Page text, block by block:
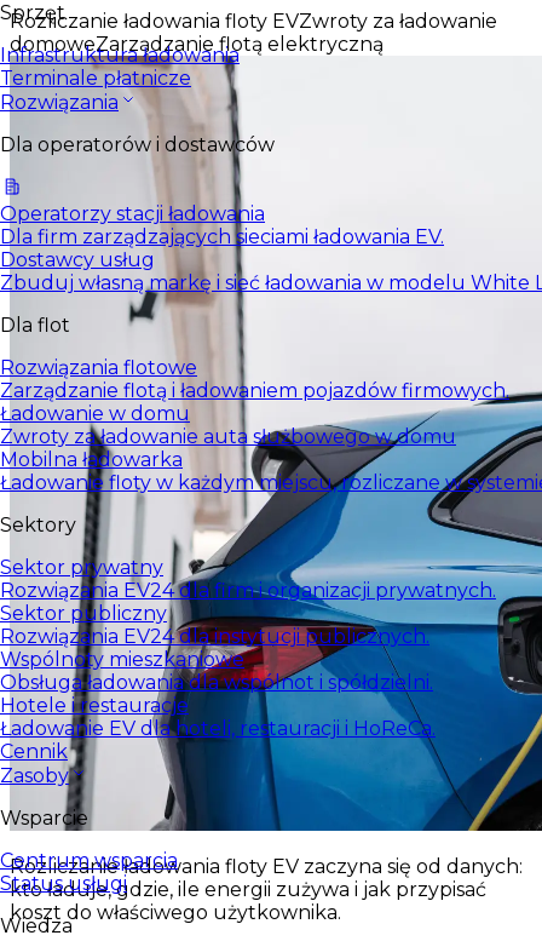
Sprzęt
Infrastruktura ładowania
Terminale płatnicze
Rozwiązania
Dla operatorów i dostawców
Operatorzy stacji ładowania
Dla firm zarządzających sieciami ładowania EV.
Dostawcy usług
Zbuduj własną markę i sieć ładowania w modelu White
Dla flot
Rozwiązania flotowe
Zarządzanie flotą i ładowaniem pojazdów firmowych.
Ładowanie w domu
Zwroty za ładowanie auta służbowego w domu
Mobilna ładowarka
Ładowanie floty w każdym miejscu, rozliczane w
Sektory
Sektor prywatny
Rozwiązania EV24 dla firm i organizacji prywatnych.
Sektor publiczny
Rozwiązania EV24 dla instytucji publicznych.
Wspólnoty mieszkaniowe
Obsługa ładowania dla wspólnot i spółdzielni.
Hotele i restauracje
Ładowanie EV dla hoteli, restauracji i HoReCa.
Cennik
Zasoby
Wsparcie
Centrum wsparcia
Status usługi
Wiedza
Rozliczanie ładowania floty EVZwroty za ładowanie
domoweZarządzanie flotą elektryczną
Rozliczanie ładowania floty EV zaczyna się od danych:
kto ładuje, gdzie, ile energii zużywa i jak przypisać
koszt do właściwego użytkownika.